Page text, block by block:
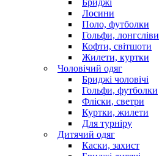
Бриджі
Лосини
Поло, футболки
Гольфи, лонгсліви
Кофти, світшоти
Жилети, куртки
Чоловічий одяг
Бриджі чоловічі
Гольфи, футболки
Фліски, светри
Куртки, жилети
Для турніру
Дитячий одяг
Каски, захист